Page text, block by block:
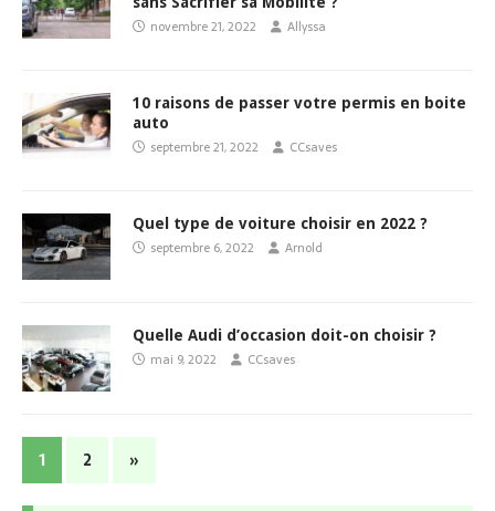
novembre 21, 2022 Allyssa
10 raisons de passer votre permis en boite
auto
septembre 21, 2022 CCsaves
Quel type de voiture choisir en 2022 ?
septembre 6, 2022 Arnold
Quelle Audi d’occasion doit-on choisir ?
mai 9, 2022 CCsaves
1 2 »